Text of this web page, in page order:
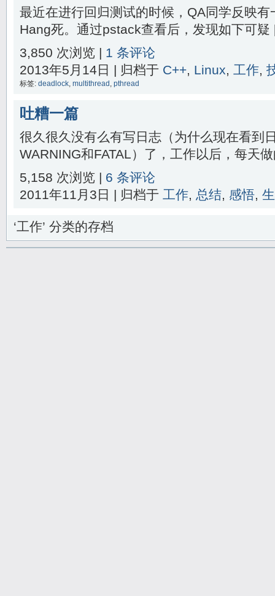
最近在进行回归测试的时候，QA同学反映
Hang死。通过pstack查看后，发现如下可
3,850 次浏览 | 1 条评论
2013年5月14日 | 归档于 C++, Linux, 工作,
标签: deadlock, multithread , pthread
吐糟一篇
很久很久没有么有写日志（为什么现在看到
WARNING和FATAL）了，工作以后，每天
5,158 次浏览 | 6 条评论
2011年11月3日 | 归档于 工作, 总结, 感悟,
‘工作’ 分类的存档